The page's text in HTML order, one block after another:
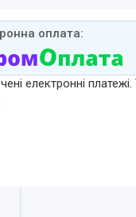
електронні